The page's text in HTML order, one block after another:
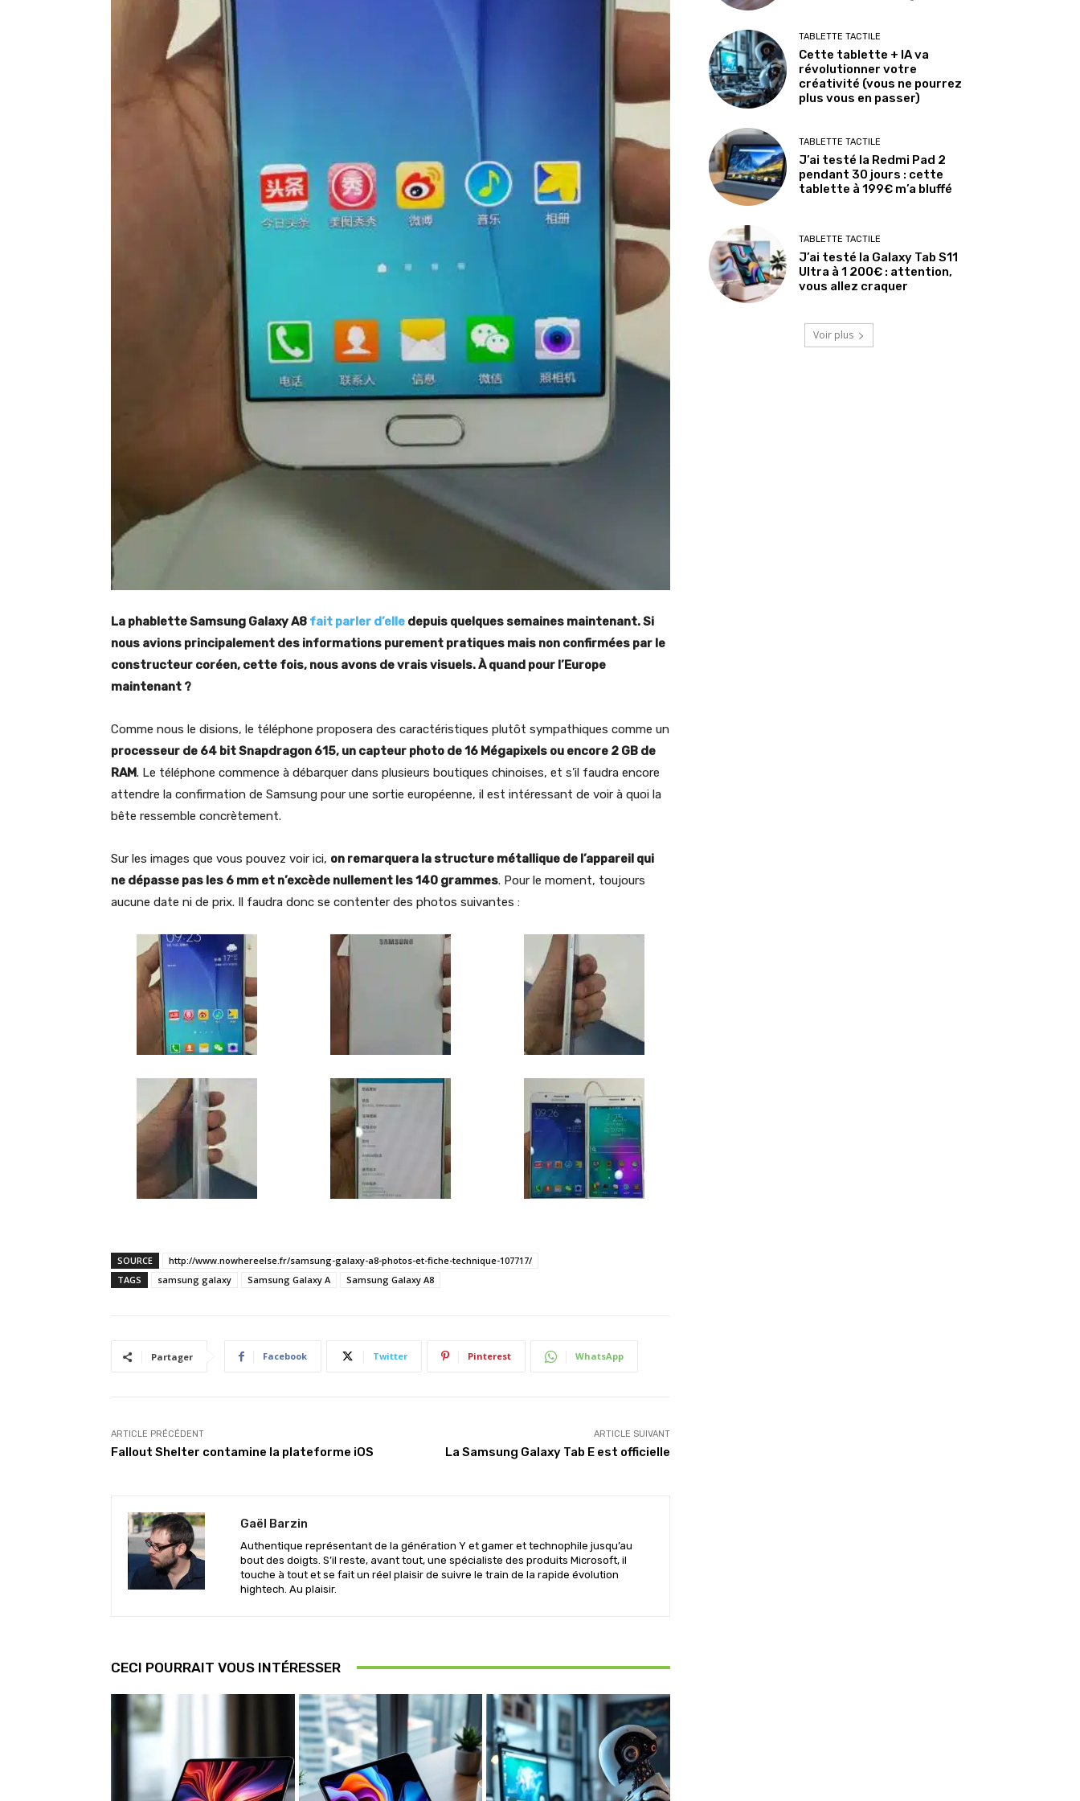
La phablette Samsung Galaxy A8 fait parler d’elle depuis quelques semaines maintenant. Si
nous avions principalement des informations purement pratiques mais non confirmées par le
constructeur coréen, cette fois, nous avons de vrais visuels. À quand pour l’Europe
maintenant ?
Comme nous le disions, le téléphone proposera des caractéristiques plutôt sympathiques comme un
processeur de 64 bit Snapdragon 615, un capteur photo de 16 Mégapixels ou encore 2 GB de
RAM. Le téléphone commence à débarquer dans plusieurs boutiques chinoises, et s’il faudra encore
attendre la confirmation de Samsung pour une sortie européenne, il est intéressant de voir à quoi la
bête ressemble concrètement.
Sur les images que vous pouvez voir ici, on remarquera la structure métallique de l’appareil qui
ne dépasse pas les 6 mm et n’excède nullement les 140 grammes. Pour le moment, toujours
aucune date ni de prix. Il faudra donc se contenter des photos suivantes :
SOURCE
http://www.nowhereelse.fr/samsung-galaxy-a8-photos-et-fiche-technique-107717/
TAGS
samsung galaxy Samsung Galaxy A Samsung Galaxy A8
Partager Facebook Twitter Pinterest WhatsApp
ARTICLE PRÉCÉDENT
Fallout Shelter contamine la plateforme iOS
ARTICLE SUIVANT
La Samsung Galaxy Tab E est officielle
Gaël Barzin
Authentique représentant de la génération Y et gamer et technophile jusqu’au
bout des doigts. S’il reste, avant tout, une spécialiste des produits Microsoft, il
touche à tout et se fait un réel plaisir de suivre le train de la rapide évolution
hightech. Au plaisir.
CECI POURRAIT VOUS INTÉRESSER
TABLETTE TACTILE
Cette tablette + IA va
révolutionner votre
créativité (vous ne pourrez
plus vous en passer)
TABLETTE TACTILE
J’ai testé la Redmi Pad 2
pendant 30 jours : cette
tablette à 199€ m’a bluffé
TABLETTE TACTILE
J’ai testé la Galaxy Tab S11
Ultra à 1 200€ : attention,
vous allez craquer
Voir plus